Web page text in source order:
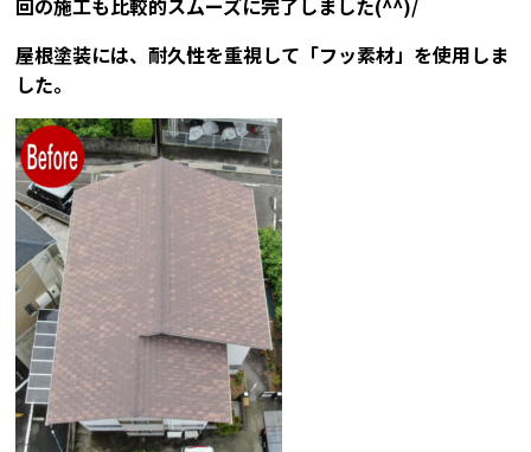
回の施工も比較的スムーズに完了しました(^^)/
屋根塗装には、耐久性を重視して「フッ素材」を使用しま
した。